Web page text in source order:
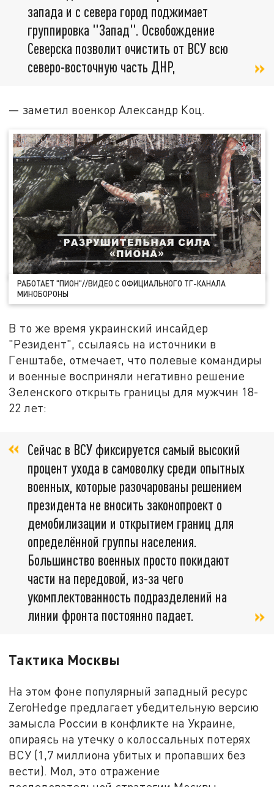
запада и с севера город поджимает
группировка "Запад". Освобождение
Северска позволит очистить от ВСУ всю
северо-восточную часть ДНР,
— заметил военкор Александр Коц.
РАБОТАЕТ "ПИОН"//ВИДЕО С ОФИЦИАЛЬНОГО ТГ-КАНАЛА
МИНОБОРОНЫ
В то же время украинский инсайдер
"Резидент", ссылаясь на источники в
Генштабе, отмечает, что полевые командиры
и военные восприняли негативно решение
Зеленского открыть границы для мужчин 18-
22 лет:
Сейчас в ВСУ фиксируется самый высокий
процент ухода в самоволку среди опытных
военных, которые разочарованы решением
президента не вносить законопроект о
демобилизации и открытием границ для
определённой группы населения.
Большинство военных просто покидают
части на передовой, из-за чего
укомплектованность подразделений на
линии фронта постоянно падает.
Тактика Москвы
На этом фоне популярный западный ресурс
ZeroHedge предлагает убедительную версию
замысла России в конфликте на Украине,
опираясь на утечку о колоссальных потерях
ВСУ (1,7 миллиона убитых и пропавших без
вести). Мол, это отражение